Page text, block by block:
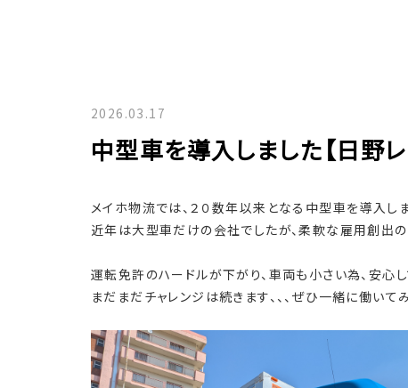
2026.03.17
中型車を導入しました【日野
メイホ物流では、２０数年以来となる中型車を導入し
近年は大型車だけの会社でしたが、柔軟な雇用創出の
運転免許のハードルが下がり、車両も小さい為、安心
まだまだチャレンジは続きます、、、ぜひ一緒に働いて